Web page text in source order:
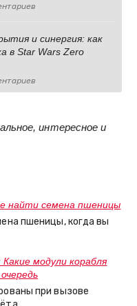
и синергия: как
в Star Wars Zero
интересное и
найти семена пшеницы
пшеницы, когда вы
Какие модули корабля
при вызове